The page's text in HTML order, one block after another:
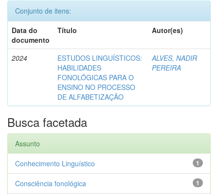
Conjunto de itens:
Data do
documento
Título Autor(es)
2024
ESTUDOS LINGUÍSTICOS:
HABILIDADES
FONOLÓGICAS PARA O
ENSINO NO PROCESSO
DE ALFABETIZAÇÃO
ALVES, NADIR
PEREIRA
Busca facetada
Assunto
1
Conhecimento Linguístico
1
Consciência fonológica